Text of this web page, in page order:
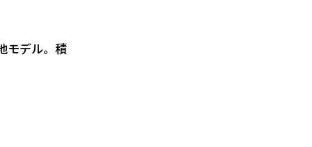
モデル。積